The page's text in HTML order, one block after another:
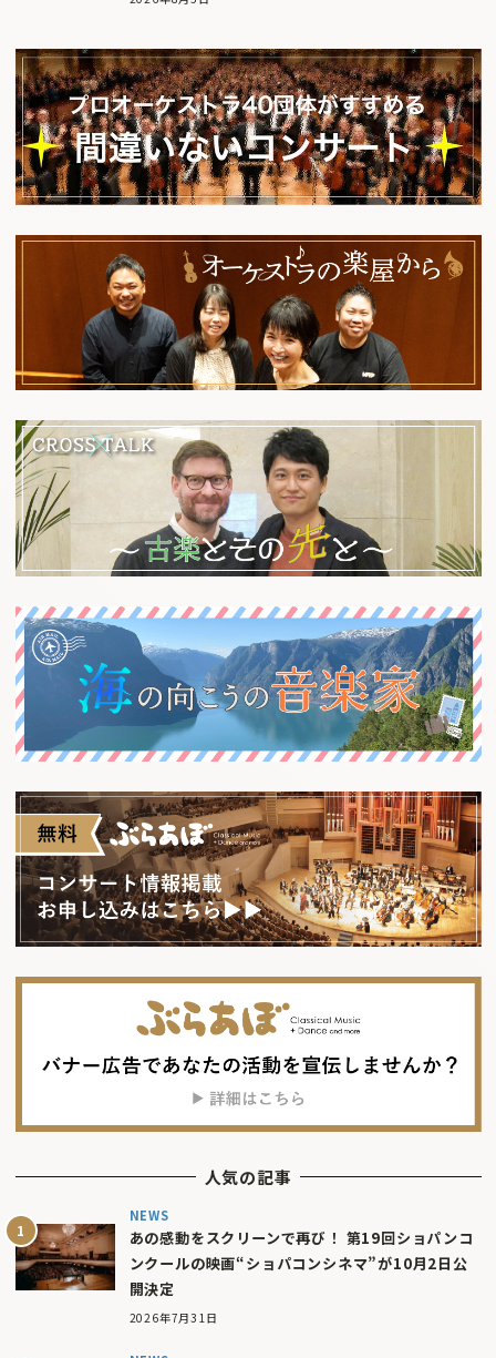
人気の記事
NEWS
あの感動をスクリーンで再び！ 第19回ショパンコ
ンクールの映画“ショパコンシネマ”が10月2日公
開決定
2026年7月31日